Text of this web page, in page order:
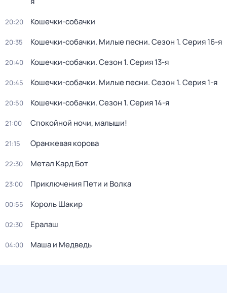
20:20 Кошечки-собачки
20:35 Кошечки-собачки. Милые песни. Сезон 1. Серия 16-я
20:40 Кошечки-собачки. Сезон 1. Серия 13-я
20:45 Кошечки-собачки. Милые песни. Сезон 1. Серия 1-я
20:50 Кошечки-собачки. Сезон 1. Серия 14-я
21:00 Спокойной ночи, малыши!
21:15 Оранжевая корова
22:30 Метал Кард Бот
23:00 Приключения Пети и Волка
00:55 Король Шакир
02:30 Ералаш
04:00 Маша и Медведь